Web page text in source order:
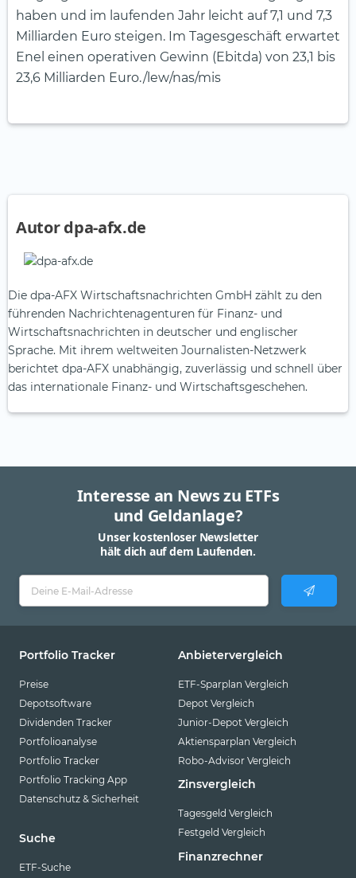
haben und im laufenden Jahr leicht auf 7,1 und 7,3
Milliarden Euro steigen. Im Tagesgeschäft erwartet
Enel einen operativen Gewinn (Ebitda) von 23,1 bis
23,6 Milliarden Euro./lew/nas/mis
Autor dpa-afx.de
Die dpa-AFX Wirtschaftsnachrichten GmbH zählt zu den
führenden Nachrichtenagenturen für Finanz- und
Wirtschaftsnachrichten in deutscher und englischer
Sprache. Mit ihrem weltweiten Journalisten-Netzwerk
berichtet dpa-AFX unabhängig, zuverlässig und schnell über
das internationale Finanz- und Wirtschaftsgeschehen.
Interesse an News zu ETFs
und Geldanlage?
Unser kostenloser Newsletter
hält dich auf dem Laufenden.
Portfolio Tracker
Preise
Depotsoftware
Dividenden Tracker
Portfolioanalyse
Portfolio Tracker
Portfolio Tracking App
Datenschutz & Sicherheit
Suche
ETF-Suche
Anbietervergleich
ETF-Sparplan Vergleich
Depot Vergleich
Junior-Depot Vergleich
Aktiensparplan Vergleich
Robo-Advisor Vergleich
Zinsvergleich
Tagesgeld Vergleich
Festgeld Vergleich
Finanzrechner